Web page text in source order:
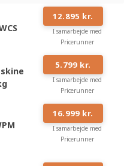
12.895 kr.
I samarbejde med
Pricerunner
5.799 kr.
I samarbejde med
Pricerunner
16.999 kr.
I samarbejde med
Pricerunner